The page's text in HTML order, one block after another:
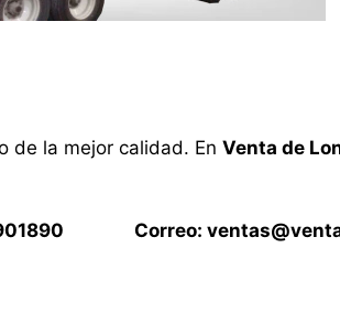
de la mejor calidad. En Venta de
Correo: